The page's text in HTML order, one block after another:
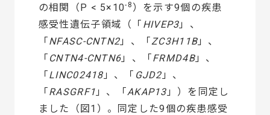
の相関（P < 5×10-8 ）を示す9個の疾患
感受性遺伝子領域（「 HIVEP3 」、
「NFASC-CNTN2 」、「ZC3H11B 」、
「 CNTN4-CNTN6 」、「FRMD4B」、
「LINC02418 」、「 GJD2 」、
「RASGRF1 」、「AKAP13 」）を同定し
ました（図1）。同定した9個の疾患感受